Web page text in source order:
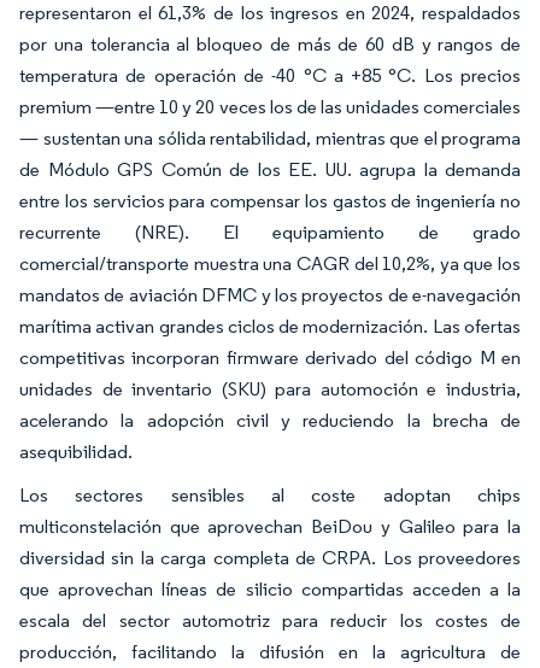
representaron el 61,3% de los ingresos en 2024, respaldados
por una tolerancia al bloqueo de más de 60 dB y rangos de
temperatura de operación de -40 °C a +85 °C. Los precios
premium —entre 10 y 20 veces los de las unidades comerciales
— sustentan una sólida rentabilidad, mientras que el programa
de Módulo GPS Común de los EE. UU. agrupa la demanda
entre los servicios para compensar los gastos de ingeniería no
recurrente (NRE). El equipamiento de grado
comercial/transporte muestra una CAGR del 10,2%, ya que los
mandatos de aviación DFMC y los proyectos de e-navegación
marítima activan grandes ciclos de modernización. Las ofertas
competitivas incorporan firmware derivado del código M en
unidades de inventario (SKU) para automoción e industria,
acelerando la adopción civil y reduciendo la brecha de
asequibilidad.
Los sectores sensibles al coste adoptan chips
multiconstelación que aprovechan BeiDou y Galileo para la
diversidad sin la carga completa de CRPA. Los proveedores
que aprovechan líneas de silicio compartidas acceden a la
escala del sector automotriz para reducir los costes de
producción, facilitando la difusión en la agricultura de